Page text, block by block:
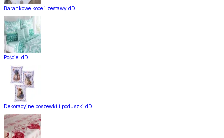
Barankowe koce i zestawy dD
Pościel dD
Dekoracyjne poszewki i poduszki dD